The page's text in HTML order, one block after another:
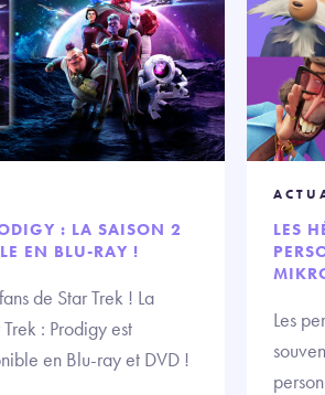
: LA SAISON 2
EN BLU-RAY !
de Star Trek ! La
: Prodigy est
en Blu-ray et DVD !
LES
Les